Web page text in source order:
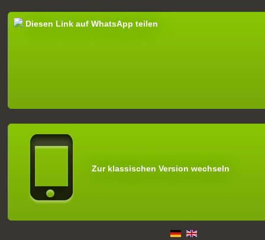
Diesen Link auf WhatsApp teilen
Zur klassischen Version wechseln